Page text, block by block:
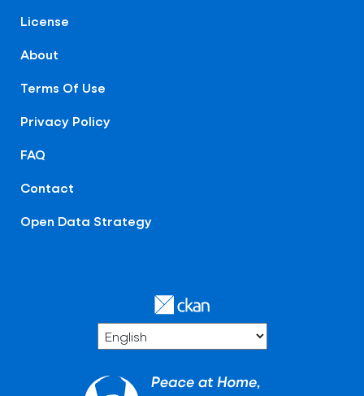
License
About
Terms Of Use
Privacy Policy
FAQ
Contact
Open Data Strategy